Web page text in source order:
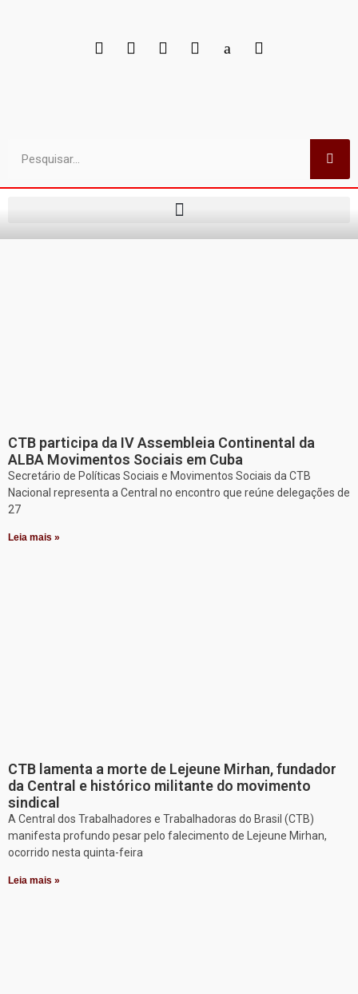
CTB participa da IV Assembleia Continental da
ALBA Movimentos Sociais em Cuba
Secretário de Políticas Sociais e Movimentos Sociais da CTB
Nacional representa a Central no encontro que reúne delegações de
27
Leia mais »
CTB lamenta a morte de Lejeune Mirhan, fundador
da Central e histórico militante do movimento
sindical
A Central dos Trabalhadores e Trabalhadoras do Brasil (CTB)
manifesta profundo pesar pelo falecimento de Lejeune Mirhan,
ocorrido nesta quinta-feira
Leia mais »